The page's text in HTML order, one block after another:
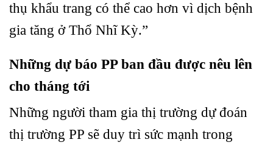
thụ khẩu trang có thể cao hơn vì dịch bệnh
gia tăng ở Thổ Nhĩ Kỳ.”
Những dự báo PP ban đầu được nêu lên
cho tháng tới
Những người tham gia thị trường dự đoán
thị trường PP sẽ duy trì sức mạnh trong